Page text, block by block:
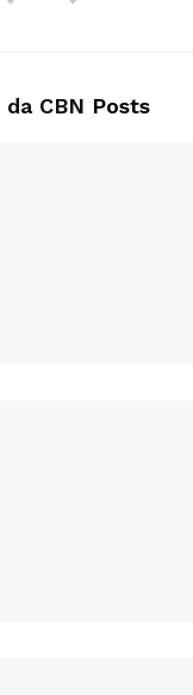
da CBN Posts